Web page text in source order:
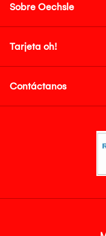
Sobre Oechsle
Tarjeta oh!
Contáctanos